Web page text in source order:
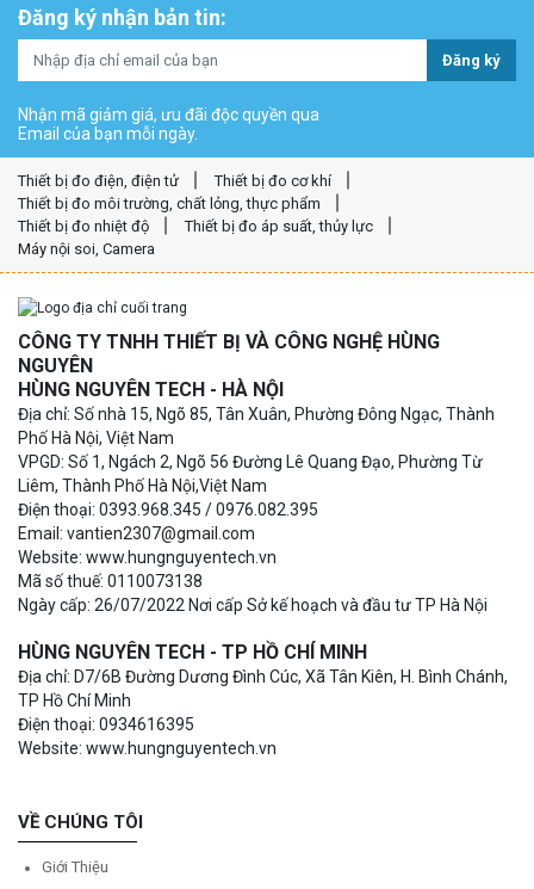
Đăng ký nhận bản tin:
Đăng ký
Nhận mã giảm giá, ưu đãi độc quyền qua
Email của bạn mỗi ngày.
Thiết bị đo điện, điện tử
Thiết bị đo cơ khí
Thiết bị đo môi trường, chất lỏng, thực phẩm
Thiết bị đo nhiệt độ
Thiết bị đo áp suất, thủy lực
Máy nội soi, Camera
CÔNG TY TNHH THIẾT BỊ VÀ CÔNG NGHỆ HÙNG
NGUYÊN
HÙNG NGUYÊN TECH - HÀ NỘI
Địa chỉ: Số nhà 15, Ngõ 85, Tân Xuân, Phường Đông Ngạc, Thành
Phố Hà Nội, Việt Nam
VPGD: Số 1, Ngách 2, Ngõ 56 Đường Lê Quang Đạo, Phường Từ
Liêm, Thành Phố Hà Nội,Việt Nam
Điện thoại: 0393.968.345 / 0976.082.395
Email: vantien2307@gmail.com
Website: www.hungnguyentech.vn
Mã số thuế: 0110073138
Ngày cấp: 26/07/2022 Nơi cấp Sở kế hoạch và đầu tư TP Hà Nội
HÙNG NGUYÊN TECH - TP HỒ CHÍ MINH
Địa chỉ: D7/6B Đường Dương Đình Cúc, Xã Tân Kiên, H. Bình Chánh,
TP Hồ Chí Minh
Điện thoại: 0934616395
Website: www.hungnguyentech.vn
VỀ CHÚNG TÔI
Giới Thiệu